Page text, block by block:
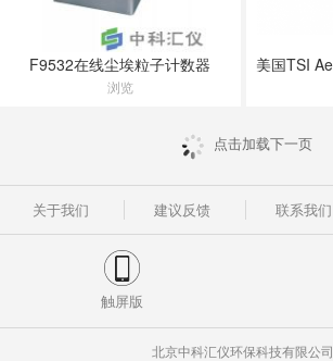
F9532在线尘埃粒子计数器
浏览
点击加载下一页
关于我们 建议反馈 联系我们
触屏版
北京中科汇仪环保科技有限公司